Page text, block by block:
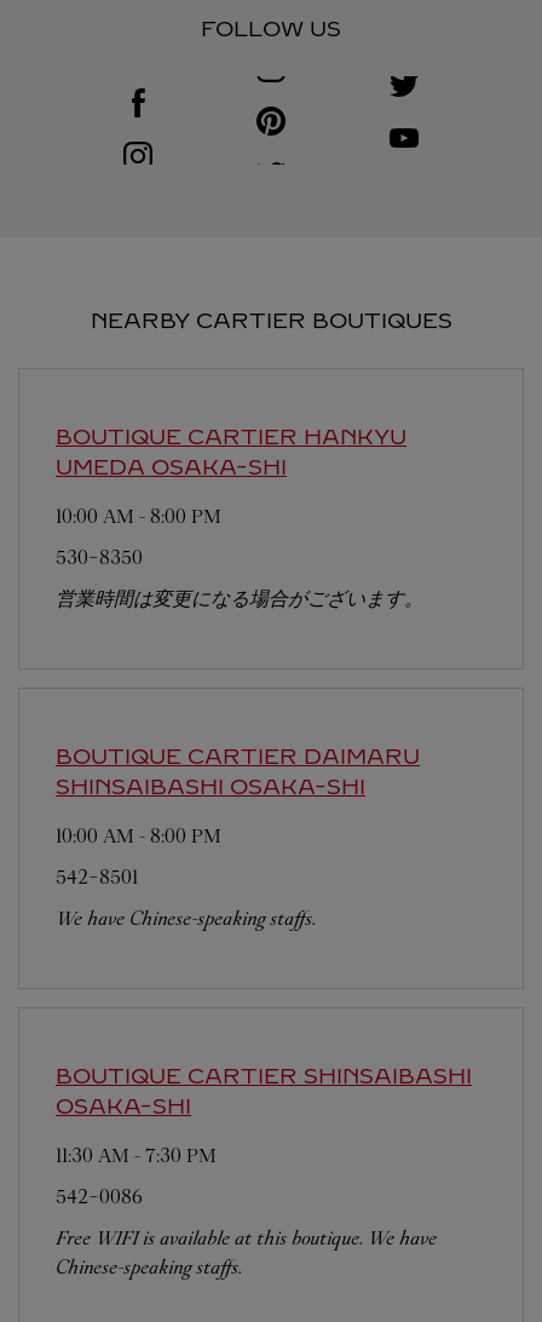
FOLLOW US
Visit us on Facebook
Link Opens in New Tab
Visit us on Instagram
Link Opens in New Tab
Visit us on Pinterest
Link Opens in New Tab
Visit us on Twitter
Link Opens in New Tab
NEARBY CARTIER BOUTIQUES
BOUTIQUE CARTIER HANKYU
UMEDA OSAKA-SHI
10:00 AM - 8:00 PM
530-8350
営業時間は変更になる場合がございます。
BOUTIQUE CARTIER DAIMARU
SHINSAIBASHI OSAKA-SHI
10:00 AM - 8:00 PM
542-8501
We have Chinese-speaking staffs.
BOUTIQUE CARTIER SHINSAIBASHI
OSAKA-SHI
11:30 AM - 7:30 PM
542-0086
Free WIFI is available at this boutique. We have
Chinese-speaking staffs.